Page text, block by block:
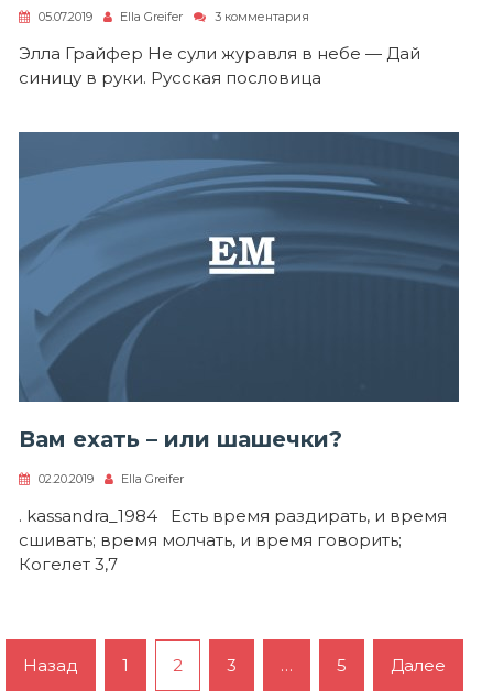
05.07.2019 Ella Greifer 3 комментария
Война
продолжается
Элла Грайфер Не сули журавля в небе — Дай
синицу в руки. Русская пословица
Вам ехать – или шашечки?
02.20.2019 Ella Greifer
. kassandra_1984 Есть время раздирать, и время
сшивать; время молчать, и время говорить;
Когелет 3,7
Пагинация
записей
Назад 1 2 3 … 5 Далее